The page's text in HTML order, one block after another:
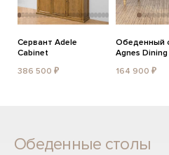
Сервант Adele
Cabinet
386 500 ₽
Обеденный
Agnes Dining
164 900 ₽
Обеденные столы